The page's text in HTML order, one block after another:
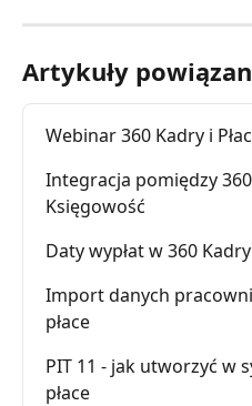
Artykuły
Webinar 360 Kadry i
Integracja pomiędzy
Księgowość
Daty wypłat w 360
Import danych
płace
PIT 11 - jak utworzyć w
płace